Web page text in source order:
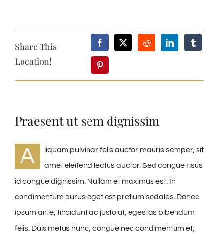
Share This
Location!
Praesent ut sem dignissim
A
liquam pulvinar felis auctor mauris semper, sit
amet eleifend lectus auctor. Sed congue risus
id congue dignissim. Nullam et maximus est. In
condimentum purus eget est pretium sodales. Donec
ipsum ante, tincidunt ac justo ut, egestas bibendum
felis. Duis metus nunc, congue nec condimentum et,